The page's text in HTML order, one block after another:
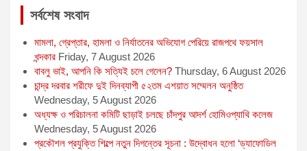
সর্বশেষ সংবাদ
মামলা, গ্রেপ্তার, হামলা ও নির্যাতনের অভিযোগ পেরিয়ে রাজপথে ফয়সাল
খন্দকার Friday, 7 August 2026
বাবলু ভাই, আপনি কি সত্যিই চলে গেলেন? Thursday, 6 August 2026
চান্দ্র দরবার শরীফে দুই দিনব্যাপী ৫২তম এশয়াত সম্মেলন অনুষ্ঠিত
Wednesday, 5 August 2026
অধ্যক্ষ ও পরিচালনা কমিটি ছাড়াই চলছে চাঁদপুর আদর্শ হোমিওপ্যাথি কলেজ
Wednesday, 5 August 2026
প্রকৌশল প্রযুক্তি শিল্পে নতুন দিগন্তের সূচনা : উদ্বোধন হলো ‘ড্যাফোডিল